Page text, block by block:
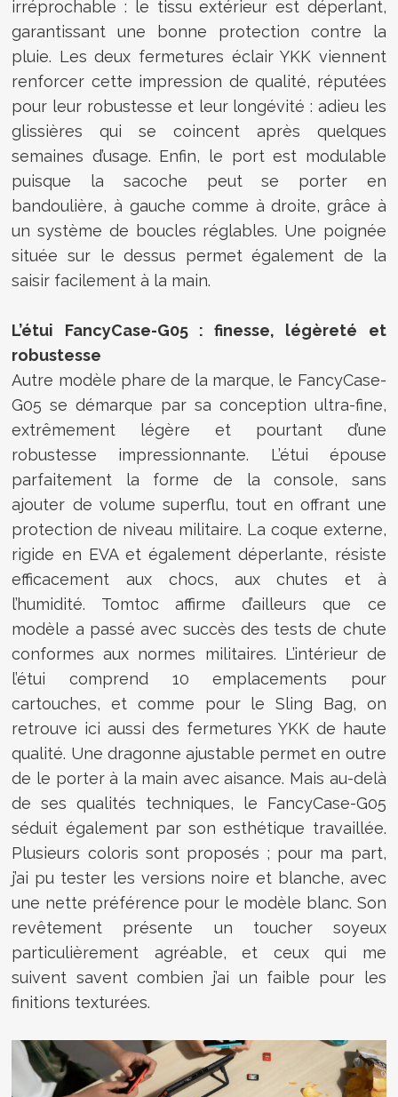
irréprochable : le tissu extérieur est déperlant,
garantissant une bonne protection contre la
pluie. Les deux fermetures éclair YKK viennent
renforcer cette impression de qualité, réputées
pour leur robustesse et leur longévité : adieu les
glissières qui se coincent après quelques
semaines d’usage. Enfin, le port est modulable
puisque la sacoche peut se porter en
bandoulière, à gauche comme à droite, grâce à
un système de boucles réglables. Une poignée
située sur le dessus permet également de la
saisir facilement à la main.
L’étui FancyCase-G05 : finesse, légèreté et
robustesse
Autre modèle phare de la marque, le FancyCase-
G05 se démarque par sa conception ultra-fine,
extrêmement légère et pourtant d’une
robustesse impressionnante. L’étui épouse
parfaitement la forme de la console, sans
ajouter de volume superflu, tout en offrant une
protection de niveau militaire. La coque externe,
rigide en EVA et également déperlante, résiste
efficacement aux chocs, aux chutes et à
l’humidité. Tomtoc affirme d’ailleurs que ce
modèle a passé avec succès des tests de chute
conformes aux normes militaires. L’intérieur de
l’étui comprend 10 emplacements pour
cartouches, et comme pour le Sling Bag, on
retrouve ici aussi des fermetures YKK de haute
qualité. Une dragonne ajustable permet en outre
de le porter à la main avec aisance. Mais au-delà
de ses qualités techniques, le FancyCase-G05
séduit également par son esthétique travaillée.
Plusieurs coloris sont proposés ; pour ma part,
j’ai pu tester les versions noire et blanche, avec
une nette préférence pour le modèle blanc. Son
revêtement présente un toucher soyeux
particulièrement agréable, et ceux qui me
suivent savent combien j’ai un faible pour les
finitions texturées.